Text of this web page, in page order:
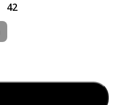
42